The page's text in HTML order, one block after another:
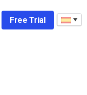
Free Trial